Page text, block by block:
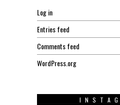
Log in
Entries feed
Comments feed
WordPress.org